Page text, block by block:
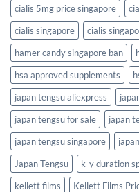
cialis 5mg price singapore
cialis singapore
cialis
hamer candy singapore ban
hsa approved supplements
japan tengsu aliexpress
japan tengsu for sale
japan
japan tengsu singapore
Japan Tengsu
k-y duration
kellett films
Kellett Films